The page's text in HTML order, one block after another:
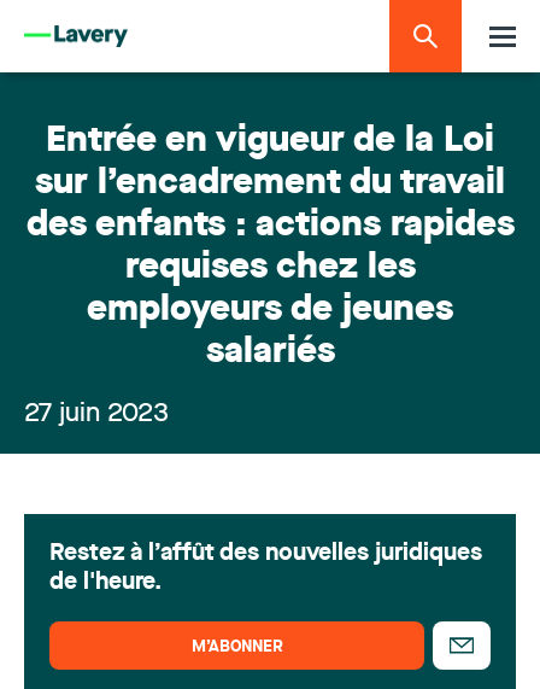
Entrée en vigueur de la Loi
sur l’encadrement du travail
des enfants : actions rapides
requises chez les
employeurs de jeunes
salariés
27 juin 2023
Restez à l’affût des nouvelles juridiques
de l'heure.
M’ABONNER